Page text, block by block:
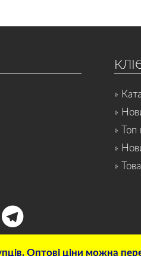
»
»
» Топ
»
»
Оптові ціни можна